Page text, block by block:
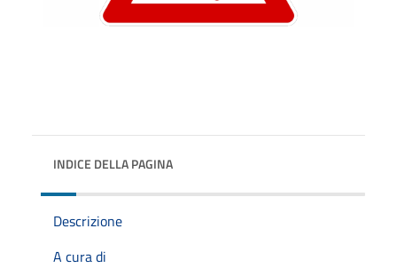
INDICE DELLA PAGINA
Descrizione
A cura di